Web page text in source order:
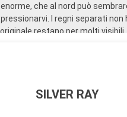
che al nord può
I regni separati non
restano per molti visibili,
SILVER RAY